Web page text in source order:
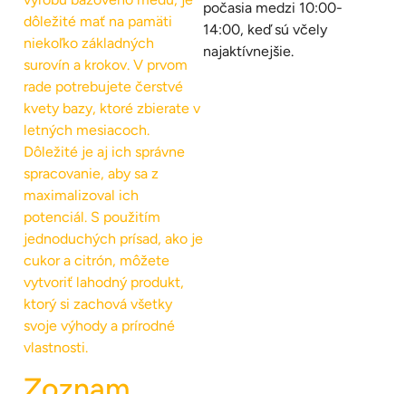
dôležité mať na pamäti
niekoľko základných
surovín a krokov. V prvom
rade potrebujete čerstvé
kvety bazy, ktoré zbierate v
letných mesiacoch.
Dôležité je aj ich správne
spracovanie, aby sa z
maximalizoval ich
potenciál. S použitím
jednoduchých prísad, ako je
cukor a citrón, môžete
vytvoriť lahodný produkt,
ktorý si zachová všetky
svoje výhody a prírodné
vlastnosti.
počasia medzi 10:00-
14:00, keď sú včely
najaktívnejšie.